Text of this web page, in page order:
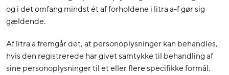
og i det omfang mindst ét af forholdene i litra a-f gør sig
gældende.
Af litra a fremgår det, at personoplysninger kan behandles,
hvis den registrerede har givet samtykke til behandling af
sine personoplysninger til et eller flere specifikke formål.